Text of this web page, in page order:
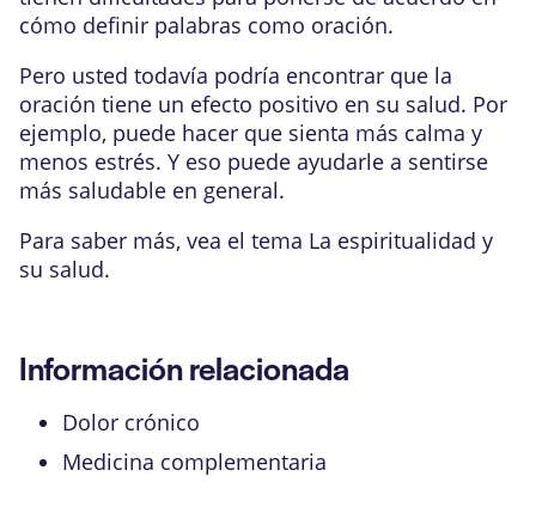
cómo definir palabras como oración.
Pero usted todavía podría encontrar que la
oración tiene un efecto positivo en su salud. Por
ejemplo, puede hacer que sienta más calma y
menos estrés. Y eso puede ayudarle a sentirse
más saludable en general.
Para saber más, vea el tema La espiritualidad y
su salud.
Información relacionada
Dolor crónico
Medicina complementaria